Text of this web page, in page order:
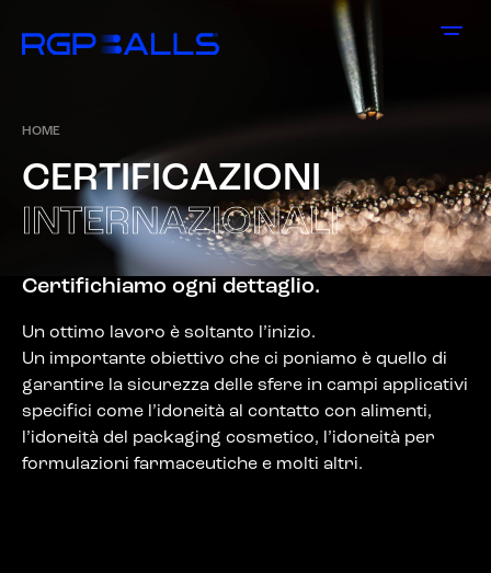
HOME
CERTIFICAZIONI
INTERNAZIONALI
Certifichiamo ogni dettaglio.
Un ottimo lavoro è soltanto l’inizio.
Un importante obiettivo che ci poniamo è quello di
garantire la sicurezza delle sfere in campi applicativi
specifici come l’idoneità al contatto con alimenti,
l’idoneità del packaging cosmetico, l’idoneità per
formulazioni farmaceutiche e molti altri.